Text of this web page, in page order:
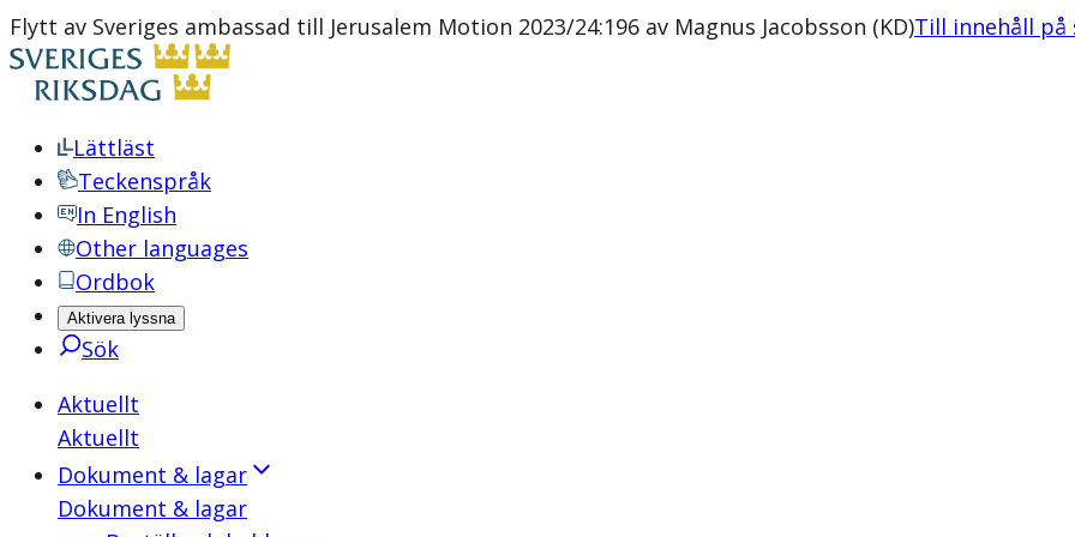
Flytt av Sveriges ambassad till Jerusalem Motion 2023/24:196 av Magnus Jacobsson (KD)Till innehåll på
Lättläst
Teckenspråk
In English
Other languages
Ordbok
Aktivera lyssna
Sök
Aktuellt
Aktuellt
Dokument & lagar
Dokument & lagar